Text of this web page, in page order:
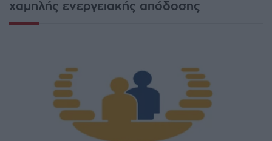
χαμηλής ενεργειακής απόδοσης